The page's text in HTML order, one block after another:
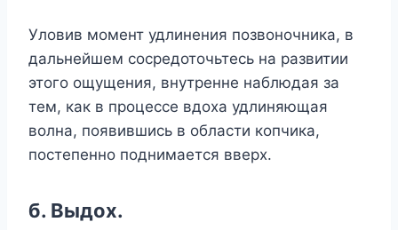
Уловив момент удлинения позвоночника, в
дальнейшем сосредоточьтесь на развитии
этого ощущения, внутренне наблюдая за
тем, как в процессе вдоха удлиняющая
волна, появившись в области копчика,
постепенно поднимается вверх.
б. Bыдox.